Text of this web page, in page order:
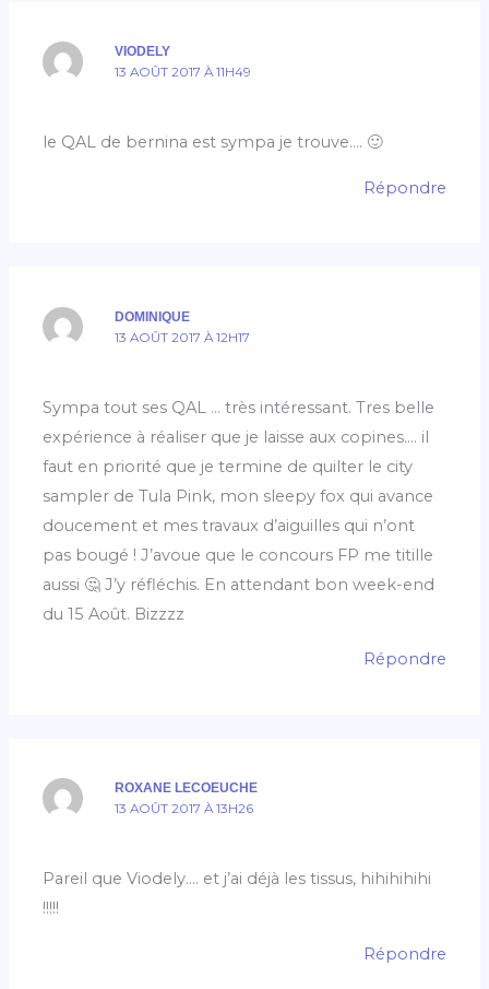
VIODELY
13 AOÛT 2017 À 11H49
le QAL de bernina est sympa je trouve…. 🙂
Répondre
DOMINIQUE
13 AOÛT 2017 À 12H17
Sympa tout ses QAL … très intéressant. Tres belle
expérience à réaliser que je laisse aux copines…. il
faut en priorité que je termine de quilter le city
sampler de Tula Pink, mon sleepy fox qui avance
doucement et mes travaux d’aiguilles qui n’ont
pas bougé ! J’avoue que le concours FP me titille
aussi 🤔 J’y réfléchis. En attendant bon week-end
du 15 Août. Bizzzz
Répondre
ROXANE LECOEUCHE
13 AOÛT 2017 À 13H26
Pareil que Viodely…. et j’ai déjà les tissus, hihihihihi
!!!!!
Répondre